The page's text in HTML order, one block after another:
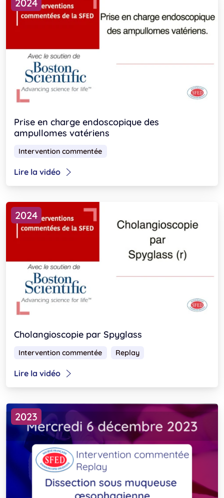
2024
Prise en charge endoscopique des
ampullomes vatériens
Intervention commentée
Lire la vidéo
2024
Cholangioscopie par Spyglass
Intervention commentée Replay
Lire la vidéo
2023